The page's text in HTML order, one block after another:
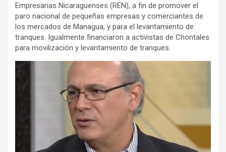
Empresarias Nicaragüenses (REN), a fin de promover el
paro nacional de pequeñas empresas y comerciantes de
los mercados de Managua, y para el levantamiento de
tranques. Igualmente financiaron a activistas de Chontales
para movilización y levantamiento de tranques.